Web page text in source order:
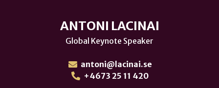
ANTONI LACINAI
Global Keynote Speaker
antoni@lacinai.se
+4673 25 11 420